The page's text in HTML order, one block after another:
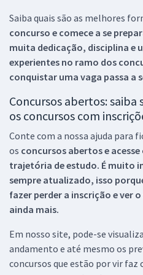
Saiba quais são as melhores
concurso e comece a se
muita dedicação, disciplina e
experientes no ramo dos
conquistar uma vaga passa a
Concursos abertos: saiba
os concursos com
Conte com a nossa ajuda para
os concursos abertos e
trajetória de estudo. É muito
sempre atualizado, isso
fazer perder a inscrição e ver
ainda mais.
Em nosso site, pode-se
andamento e até mesmo os
concursos que estão por vir faz